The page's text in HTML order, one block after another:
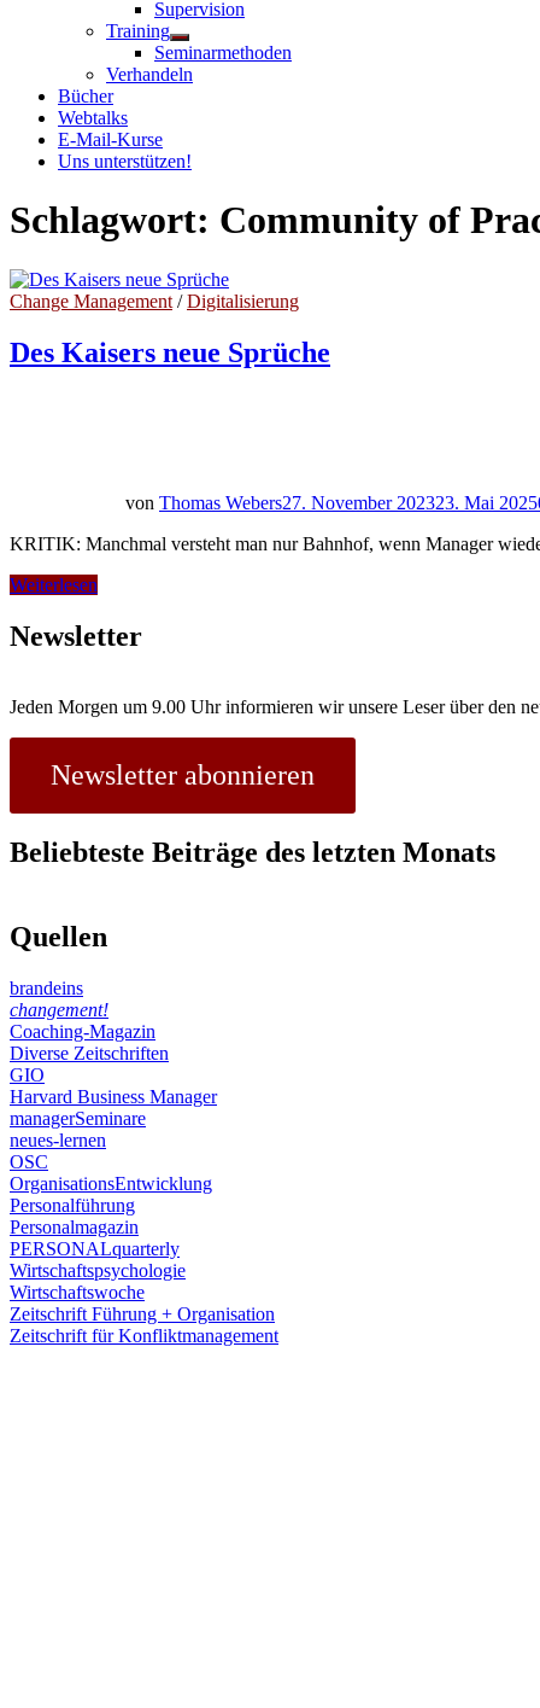
Supervision
Training
Untermenü
anzeigen
Seminarmethoden
Verhandeln
Bücher
Webtalks
E-Mail-Kurse
Uns unterstützen!
Schlagwort: Community of
Change Management /Digitalisierung
Des Kaisers neue Sprüche
von Thomas Webers27. November 202323. Mai 2025
KRITIK: Manchmal versteht man nur Bahnhof, wenn Manager
Des
neue
Sprüche
Weiterlesen
Newsletter
Jeden Morgen um 9.00 Uhr informieren wir unsere Leser über den
Newsletter abonnieren
Beliebteste Beiträge des letzten Monats
Quellen
brandeins
changement!
Coaching-Magazin
Diverse Zeitschriften
GIO
Harvard Business Manager
managerSeminare
neues-lernen
OSC
OrganisationsEntwicklung
Personalführung
Personalmagazin
PERSONALquarterly
Wirtschaftspsychologie
Wirtschaftswoche
Zeitschrift Führung + Organisation
Zeitschrift für Konfliktmanagement